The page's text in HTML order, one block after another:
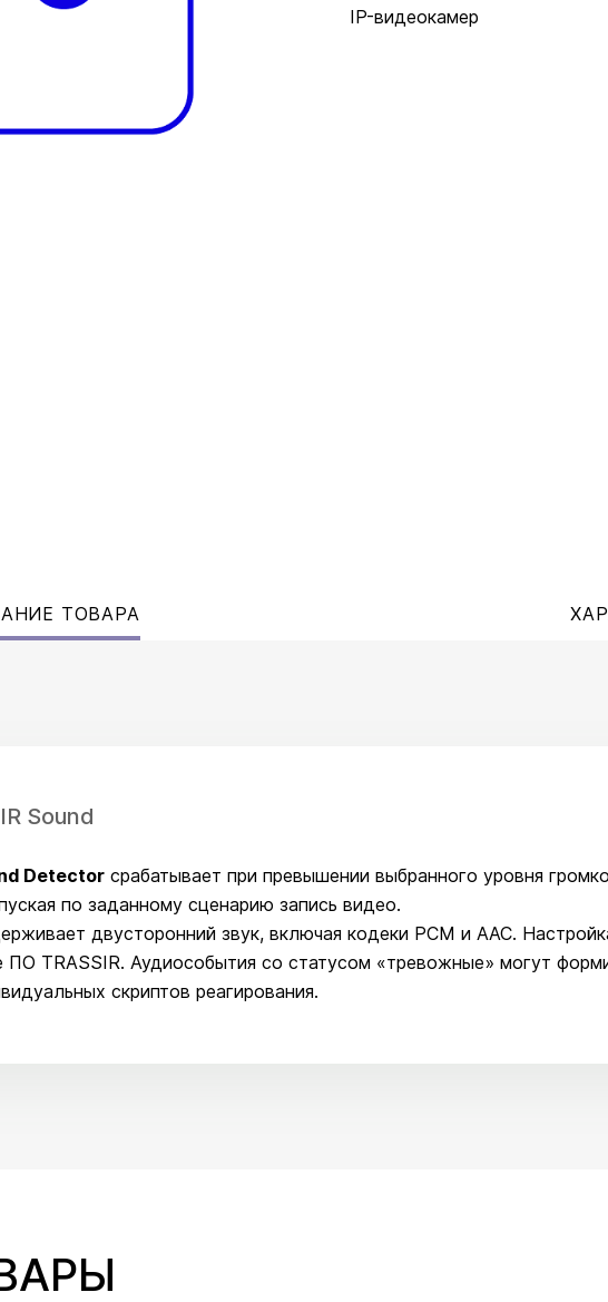
IP-видеокамер
ТОВАРА
Sound
Detector срабатывает при превышении выбранного уровня
по заданному сценарию запись видео.
двусторонний звук, включая кодеки PCM и AAC.
ПО TRASSIR. Аудиособытия со статусом «тревожные» могут
скриптов реагирования.